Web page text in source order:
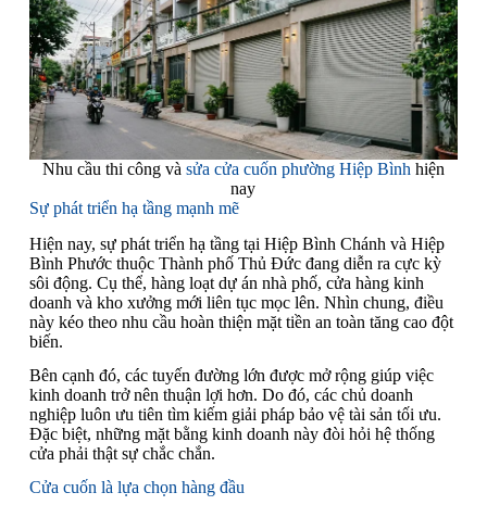
Nhu cầu thi công và sửa cửa cuốn phường Hiệp Bìnhhiện
nay
Sự phát triển hạ tầng mạnh mẽ
Hiện nay, sự phát triển hạ tầng tại Hiệp Bình Chánh và Hiệp
Bình Phước thuộc Thành phố Thủ Đức đang diễn ra cực kỳ
sôi động. Cụ thể, hàng loạt dự án nhà phố, cửa hàng kinh
doanh và kho xưởng mới liên tục mọc lên. Nhìn chung, điều
này kéo theo nhu cầu hoàn thiện mặt tiền an toàn tăng cao đột
biến.
Bên cạnh đó, các tuyến đường lớn được mở rộng giúp việc
kinh doanh trở nên thuận lợi hơn. Do đó, các chủ doanh
nghiệp luôn ưu tiên tìm kiếm giải pháp bảo vệ tài sản tối ưu.
Đặc biệt, những mặt bằng kinh doanh này đòi hỏi hệ thống
cửa phải thật sự chắc chắn.
Cửa cuốn là lựa chọn hàng đầu